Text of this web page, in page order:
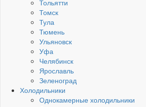
Тольятти
Томск
Тула
Тюмень
Ульяновск
Уфа
Челябинск
Ярославль
Зеленоград
Холодильники
Однокамерные холодильники